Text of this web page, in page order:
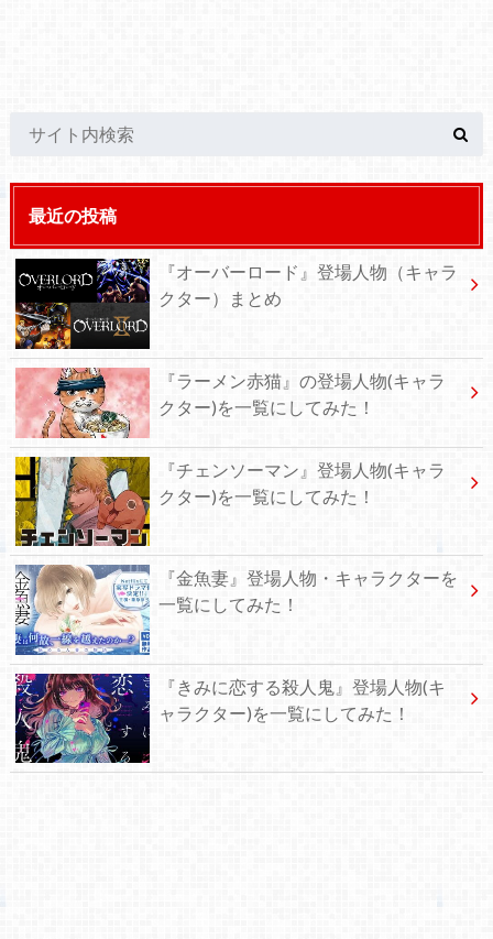
最近の投稿
『オーバーロード』登場人物（キャラ
クター）まとめ
『ラーメン赤猫』の登場人物(キャラ
クター)を一覧にしてみた！
『チェンソーマン』登場人物(キャラ
クター)を一覧にしてみた！
『金魚妻』登場人物・キャラクターを
一覧にしてみた！
『きみに恋する殺人鬼』登場人物(キ
ャラクター)を一覧にしてみた！